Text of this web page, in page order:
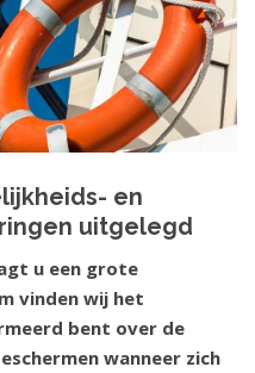
en
uitgelegd
u een grote
vinden wij het
bent over de
wanneer zich